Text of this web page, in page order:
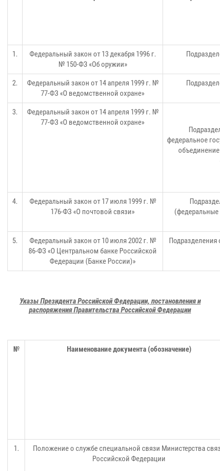
1.
Федеральный закон от 13 декабря 1996 г.
№ 150-ФЗ «Об оружии»
2.
Федеральный закон от 14 апреля 1999 г. №
77-ФЗ «О ведомственной охране»
3.
Федеральный закон от 14 апреля 1999 г. №
77-ФЗ «О ведомственной охране»
федеральное
4.
Федеральный закон от 17 июля 1999 г. №
176-ФЗ «О почтовой связи»
(федеральные
5.
Федеральный закон от 10 июля 2002 г. №
86-ФЗ «О Центральном банке Российской
Федерации (Банке России)»
Указы Президента Российской Федерации, постановления и
распоряжения Правительства Российской Федерации
№ Наименование документа (обозначение)
1.
Положение о службе специальной связи Министерства
Российской Федерации